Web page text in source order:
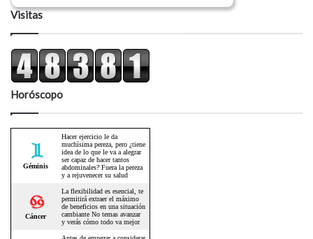
Visitas
Horóscopo